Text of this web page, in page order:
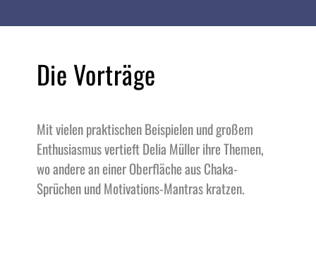
Die Vorträge
Mit vielen praktischen Beispielen und großem
Enthusiasmus vertieft Delia Müller ihre Themen,
wo andere an einer Oberfläche aus Chaka-
Sprüchen und Motivations-Mantras kratzen.